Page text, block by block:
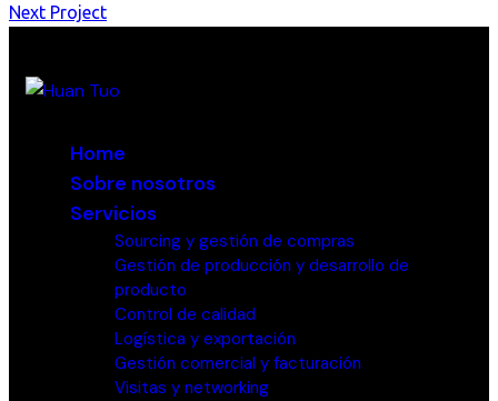
Next Project
Home
Sobre nosotros
Servicios
Sourcing y gestión de compras​
Gestión de producción y desarrollo de
producto
Control de calidad
Logística y exportación
Gestión comercial y facturación
Visitas y networking